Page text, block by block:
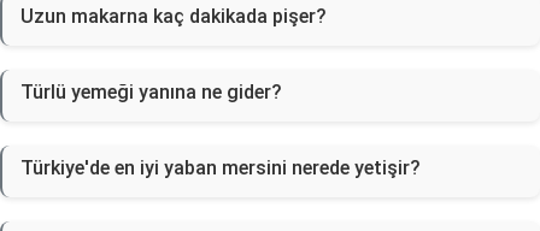
Uzun makarna kaç dakikada pişer?
Türlü yemeği yanına ne gider?
Türkiye'de en iyi yaban mersini nerede yetişir?